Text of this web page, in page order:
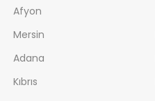
Afyon
Mersin
Adana
Kıbrıs